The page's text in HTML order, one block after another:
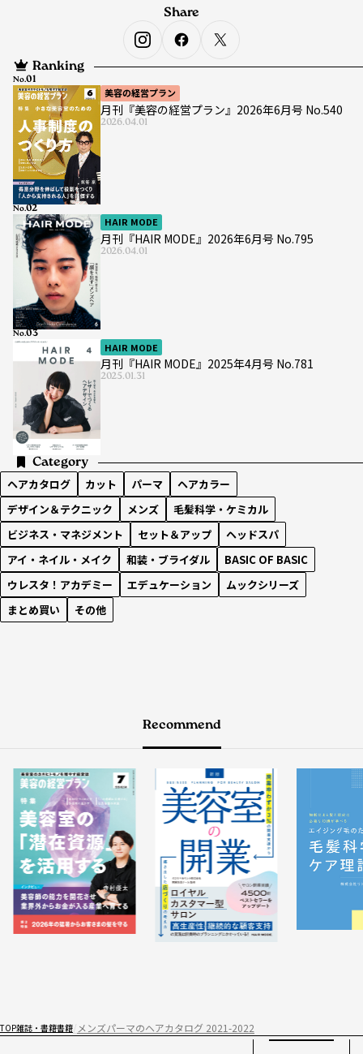
Ranking
美容の経営プラン
月刊『美容の経営プラン』2026年6月号 No.540
2026.04.01
No.
HAIR MODE
月刊『HAIR MODE』2026年6月号 No.795
2026.04.01
No.
HAIR MODE
月刊『HAIR MODE』2025年4月号 No.781
2025.01.31
No.
Category
ヘアカタログ カット パーマ
ヘアカラー
デザイン＆テクニック
メンズ
毛髪科学・ケミカル
ビジネス・マネジメント
セット＆アップ
ヘッドスパ
アイ・ネイル・メイク
和装・ブライダル
BASIC OF BASIC
ウレスタ！アカデミー
エデュケーション
ムックシリーズ
まとめ買い
その他
Share
Recommend
TOP雑誌・書籍書籍 メンズパーマのヘアカタログ 2021-2022